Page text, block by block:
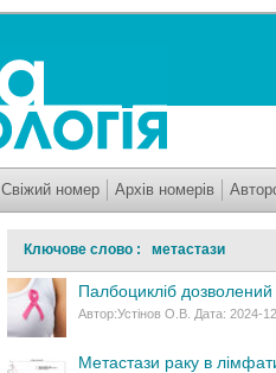
Свіжий номер Архів номерів
Ключове слово : метастази
Палбоцикліб
Автор:Устінов О.В. Дата: 2024-
Метастази раку в